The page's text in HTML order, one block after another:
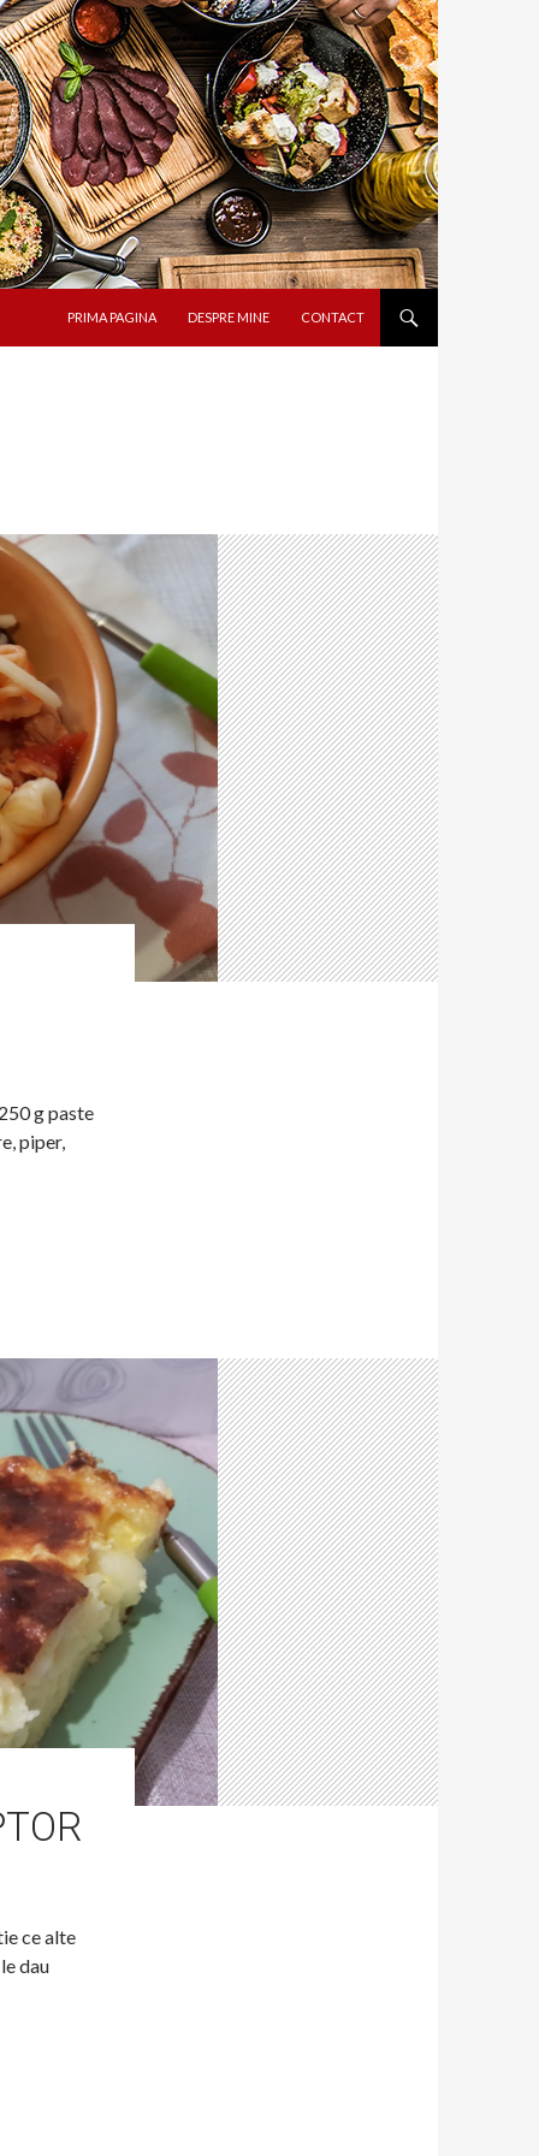
PRIMA PAGINA
DESPRE MINE CONTACT
g paste
piper,
ce alte
dau